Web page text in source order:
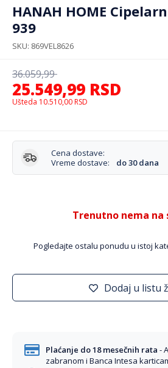
HANAH HOME
939
SKU 869VEL8626
25.549,99 RSD
36.059,99
Ušteda 10.510,00 RSD
Cena dostave:
Vreme dostave:
do 30 dana
Trenutno nema na
Pogledajte ostalu ponudu u istoj
Dodaj u listu
Plaćanje do 18 mesečnih rata -
zabranom i Banca Intesa